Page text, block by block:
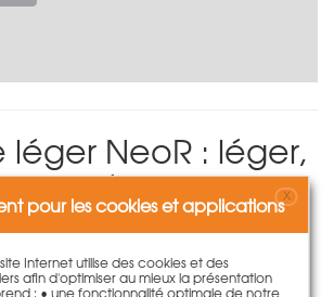
NeoR : léger,
et résistant
allie les points forts du coffrage
toutes les caractéristiques systèmes
moderne.
pour les cookies et applicationsX
Internet utilise des cookies et des
afin d'optimiser au mieux la présentation
: • une fonctionnalité optimale de notre